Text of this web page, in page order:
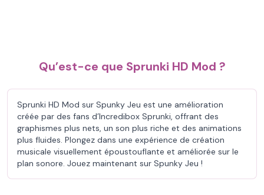
Qu’est-ce que Sprunki HD Mod ?
Sprunki HD Mod sur Spunky Jeu est une amélioration
créée par des fans d’Incredibox Sprunki, offrant des
graphismes plus nets, un son plus riche et des animations
plus fluides. Plongez dans une expérience de création
musicale visuellement époustouflante et améliorée sur le
plan sonore. Jouez maintenant sur Spunky Jeu !